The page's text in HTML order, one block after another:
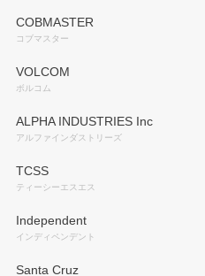
COBMASTER
コブマスター
VOLCOM
ボルコム
ALPHA INDUSTRIES Inc
アルファインダストリーズ
TCSS
ティーシーエスエス
Independent
インディペンデント
Santa Cruz